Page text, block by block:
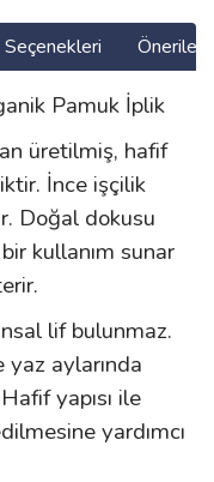
Pamuk İplik
üretilmiş, hafif
İnce işçilik
Doğal dokusu
kullanım sunar
lif bulunmaz.
yaz aylarında
yapısı ile
yardımcı